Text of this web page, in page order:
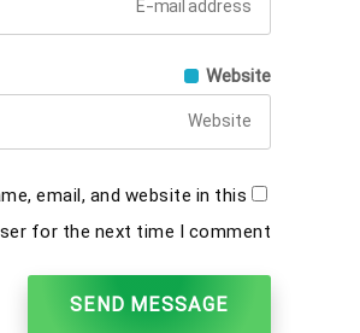
Website
email, and website in this
for the next time I comment.